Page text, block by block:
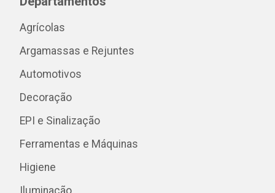
Agrícolas
Argamassas e Rejuntes
Automotivos
Decoração
EPI e Sinalização
Ferramentas e Máquinas
Higiene
Iluminação